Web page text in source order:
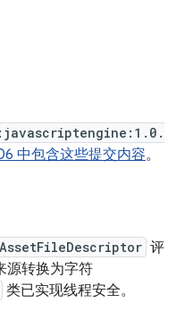
中包含这些提交内容。
评
源转换为字符
类已实现线程安全。